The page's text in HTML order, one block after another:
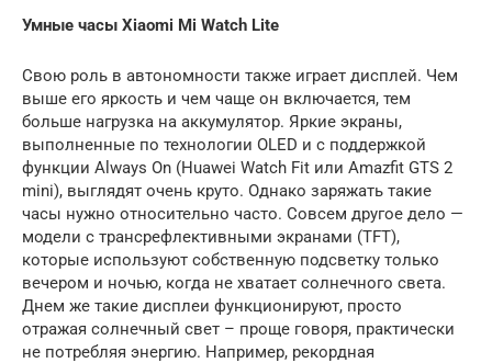
Умные часы Xiaomi Mi Watch Lite
Свою роль в автономности также играет дисплей. Чем
выше его яркость и чем чаще он включается, тем
больше нагрузка на аккумулятор. Яркие экраны,
выполненные по технологии OLED и с поддержкой
функции Always On (Huawei Watch Fit или Amazfit GTS 2
mini), выглядят очень круто. Однако заряжать такие
часы нужно относительно часто. Совсем другое дело —
модели с трансрефлективными экранами (TFT),
которые используют собственную подсветку только
вечером и ночью, когда не хватает солнечного света.
Днем же такие дисплеи функционируют, просто
отражая солнечный свет – проще говоря, практически
не потребляя энергию. Например, рекордная